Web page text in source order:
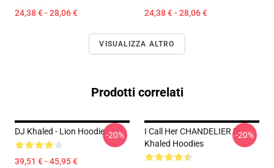
24,38 € - 28,06 € 24,38 € - 28,06 €
VISUALIZZA ALTRO
Prodotti correlati
DJ Khaled - Lion Hoodie
39,51 € - 45,95 €
-20%
I Call Her CHANDELIER Dj
Khaled Hoodies
-20%